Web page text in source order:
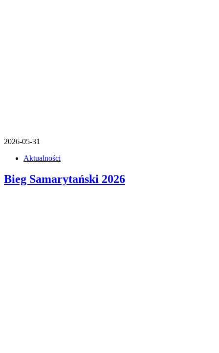
2026-05-31
Aktualności
Bieg Samarytański 2026